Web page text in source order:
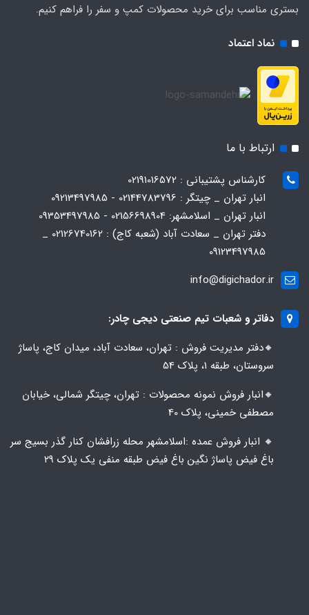
نماد اعتماد
بستری مناسب برای خرید محصولات کمپ و سفر را فراهم کنیم.
ارتباط با ما
کارشناس پشتیبانی : 02191016572
انبار تهران _ چیتگر : 02144783796 - 09213497985
انبار تهران _ اسلامشهر: 02156698904 - 09353497985
دفتر تهران _ سعادت آباد (شعبه کاج) : 02126740162 _
09123497985
info@digichador.ir
دفاتر و شعبات تیم صنعتی دیجی چادر:
🔸️​​دفتر مدیریت فروش : تهران، سعادت آباد، میدان کاج، پاساژ
سروستان، طبقه 1، پلاک 54
🔸️​​انبار فروش نمونه محصولات : تهران، چیتگر شمالی، خیابان
مصطفی خمینی، پلاک 40
🔸️ انبار فروش عمده :اسلامشهر محله زرافشان کنار گذر بسیج سر
باغ فیض پاساژ نگین باغ فیض طبقه منفی یک پلاک ۲۹